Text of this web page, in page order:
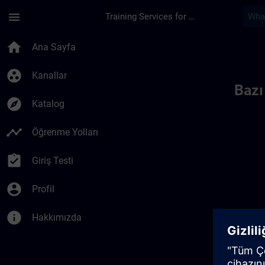
menu Training Services for Digital Industries
home Ana Sayfa
group_work Kanallar
explore Katalog
timeline Öğrenme Yolları
assignment_turned_in Giriş Testi
account_circle Profil
info Hakkımızda